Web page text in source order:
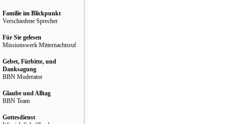
Familie im Blickpunkt
Verschiedene Sprecher
Für Sie gelesen
Missionswerk Mitternachtsruf
Gebet, Fürbitte, und
Danksagung
BBN Moderator
Glaube und Alltag
BBN Team
Gottesdienst